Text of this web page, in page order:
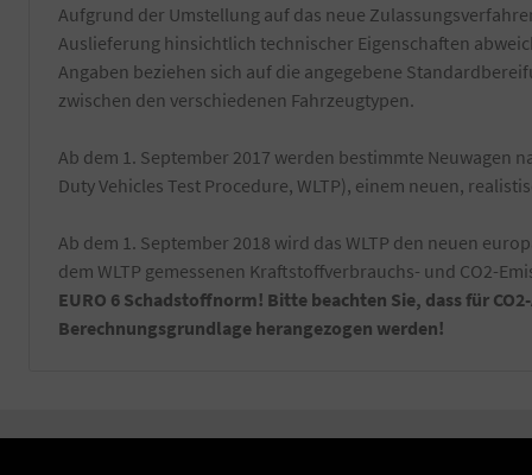
Aufgrund der Umstellung auf das neue
Auslieferung hinsichtlich technischer Eigenschaften
Angaben beziehen sich auf die angegebene
zwischen den verschiedenen Fahrzeugtypen.
Ab dem 1. September 2017 werden bestimmte
Duty Vehicles Test Procedure, WLTP), einem neuen,
Ab dem 1. September 2018 wird das WLTP den neuen
dem WLTP gemessenen Kraftstoffverbrauchs- und CO2-
EURO 6 Schadstoffnorm! Bitte beachten Sie, dass für
Berechnungsgrundlage herangezogen werden!